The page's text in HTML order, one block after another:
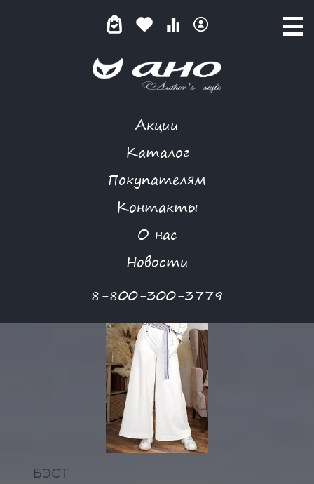
Акции
Каталог
Покупателям
Контакты
О нас
Новости
8-800-300-3779
КАТАЛОГ ТОВАРОВ
БЭСТ